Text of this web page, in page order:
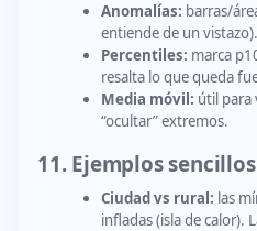
Anomalías: barras/
entiende de un vistazo).
Percentiles: marca
resalta lo que queda
Media móvil: útil para
“ocultar” extremos.
11. Ejemplos
Ciudad vs rural: las
infladas (isla de calor).